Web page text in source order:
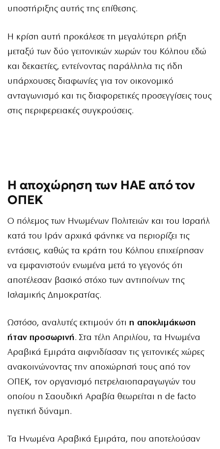
υποστήριξης αυτής της επίθεσης.
Η κρίση αυτή προκάλεσε τη μεγαλύτερη ρήξη
μεταξύ των δύο γειτονικών χωρών του Κόλπου εδώ
και δεκαετίες, εντείνοντας παράλληλα τις ήδη
υπάρχουσες διαφωνίες για τον οικονομικό
ανταγωνισμό και τις διαφορετικές προσεγγίσεις τους
στις περιφερειακές συγκρούσεις.
Η αποχώρηση των ΗΑΕ από τον
ΟΠΕΚ
Ο πόλεμος των Ηνωμένων Πολιτειών και του Ισραήλ
κατά του Ιράν αρχικά φάνηκε να περιορίζει τις
εντάσεις, καθώς τα κράτη του Κόλπου επιχείρησαν
να εμφανιστούν ενωμένα μετά το γεγονός ότι
αποτέλεσαν βασικό στόχο των αντιποίνων της
Ισλαμικής Δημοκρατίας.
Ωστόσο, αναλυτές εκτιμούν ότι η αποκλιμάκωση
ήταν προσωρινή. Στα τέλη Απριλίου, τα Ηνωμένα
Αραβικά Εμιράτα αιφνιδίασαν τις γειτονικές χώρες
ανακοινώνοντας την αποχώρησή τους από τον
ΟΠΕΚ, τον οργανισμό πετρελαιοπαραγωγών του
οποίου η Σαουδική Αραβία θεωρείται η de facto
ηγετική δύναμη.
Τα Ηνωμένα Αραβικά Εμιράτα, που αποτελούσαν